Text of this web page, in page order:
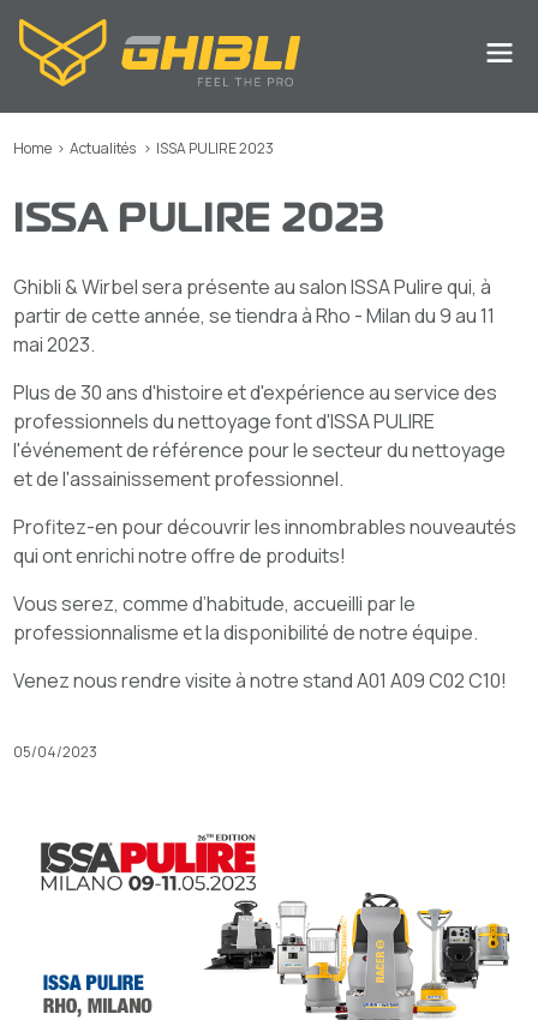
Home > Actualités > ISSA PULIRE 2023
ISSA PULIRE 2023
Ghibli & Wirbel sera présente au salon ISSA Pulire qui, à
partir de cette année, se tiendra à Rho - Milan du 9 au 11
mai 2023.
Plus de 30 ans d'histoire et d'expérience au service des
professionnels du nettoyage font d'ISSA PULIRE
l'événement de référence pour le secteur du nettoyage
et de l'assainissement professionnel.
Profitez-en pour découvrir les innombrables nouveautés
qui ont enrichi notre offre de produits!
Vous serez, comme d’habitude, accueilli par le
professionnalisme et la disponibilité de notre équipe.
Venez nous rendre visite à notre stand A01 A09 C02 C10!
05/04/2023